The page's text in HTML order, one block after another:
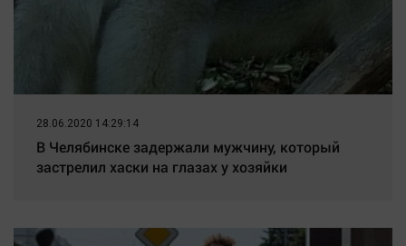
28.06.2020 14:29:14
В Челябинске задержали мужчину, который
застрелил хаски на глазах у хозяйки